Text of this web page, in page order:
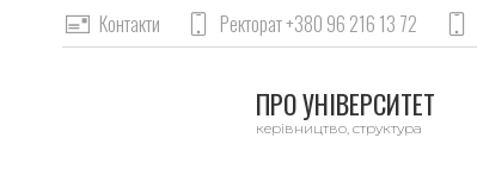
Контакти Ректорат +380 96 216 13 72
ПРО УНІВЕРСИТЕТ
керівництво, структура